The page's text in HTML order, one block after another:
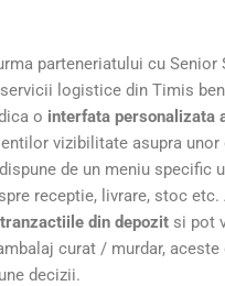
parteneriatului cu Senior
logistice din Timis
o interfata personalizata
vizibilitate asupra unor
de un meniu specific
receptie, livrare, stoc etc.
din depozit si pot
curat / murdar, aceste
decizii.